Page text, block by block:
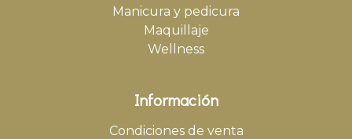
Manicura y pedicura
Maquillaje
Wellness
Información
Condiciones de venta